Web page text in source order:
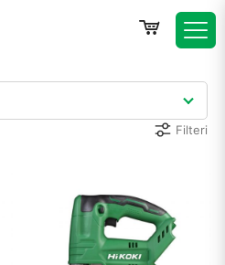
Filteri